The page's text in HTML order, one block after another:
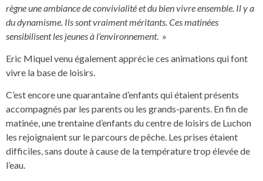
règne une ambiance de convivialité et du bien vivre ensemble. Il y a
du dynamisme. Ils sont vraiment méritants. Ces matinées
sensibilisent les jeunes à l’environnement. »
Eric Miquel venu également apprécie ces animations qui font
vivre la base de loisirs.
C’est encore une quarantaine d’enfants qui étaient présents
accompagnés par les parents ou les grands-parents. En fin de
matinée, une trentaine d’enfants du centre de loisirs de Luchon
les rejoignaient sur le parcours de pêche. Les prises étaient
difficiles, sans doute à cause de la température trop élevée de
l’eau.